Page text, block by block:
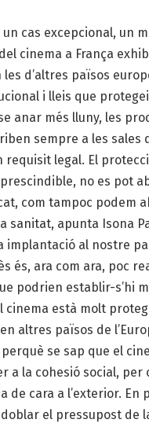
un cas excepcional, un
cinema a França
d’altres països
i lleis que
anar més lluny, les
sempre a les sales
requisit legal. El
no es pot
com tampoc podem
sanitat, apunta Isona
implantació al nostre
és, ara com ara, poc
podrien establir-s’hi
cinema està molt
altres països de
se sap que el
a la cohesió social, per
de cara a l’exterior. En
doblar el pressupost de